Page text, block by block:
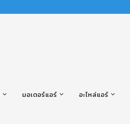
มอเตอร์แอร์ อะไหล่แอร์